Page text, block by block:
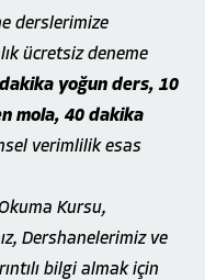
derslerimize
ücretsiz deneme
yoğun ders, 10
mola, 40 dakika
verimlilik esas
Kursu,
Dershanelerimiz ve
bilgi almak için